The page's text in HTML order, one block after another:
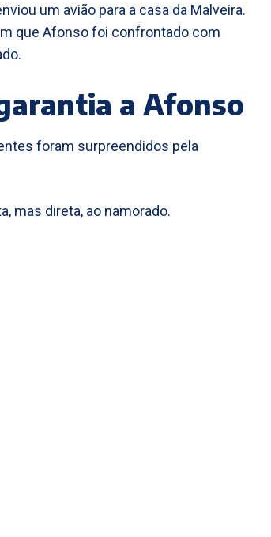
um avião para a casa da Malveira.
que Afonso foi confrontado com
a Afonso
foram surpreendidos pela
mas direta, ao namorado.